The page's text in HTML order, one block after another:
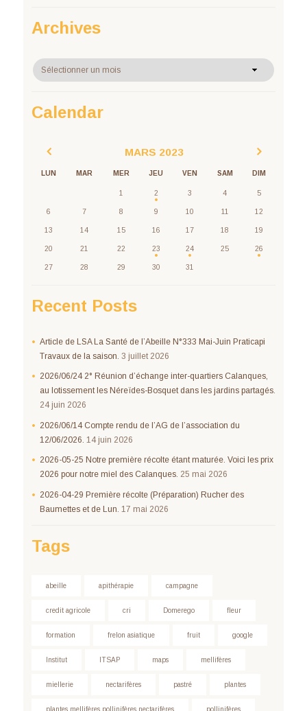
Archives
Archives
Calendar
MARS 2023
LUN MAR MER JEU VEN SAM DIM
1 2 3 4 5
6 7 8 9 10 11 12
13 14 15 16 17 18 19
20 21 22 23 24 25 26
27 28 29 30 31
Recent Posts
Article de LSA La Santé de l’Abeille N°333 Mai-Juin Praticapi
Travaux de la saison. 3 juillet 2026
2026/06/24 2° Réunion d’échange inter-quartiers Calanques,
au lotissement les Néreïdes-Bosquet dans les jardins partagés.
24 juin 2026
2026/06/14 Compte rendu de l’AG de l’association du
12/06/2026. 14 juin 2026
2026-05-25 Notre première récolte étant maturée. Voici les prix
2026 pour notre miel des Calanques. 25 mai 2026
2026-04-29 Première récolte (Préparation) Rucher des
Baumettes et de Lun. 17 mai 2026
Tags
abeille apithérapie campagne
credit agricole cri Domerego fleur
formation frelon asiatique fruit google
Institut ITSAP maps mellifères
miellerie nectarifères pastré plantes
plantes mellifères pollinifères nectarifères pollinifères